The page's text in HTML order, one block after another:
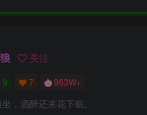
关注
9 7 963W+
，酒醉还来花下眠。